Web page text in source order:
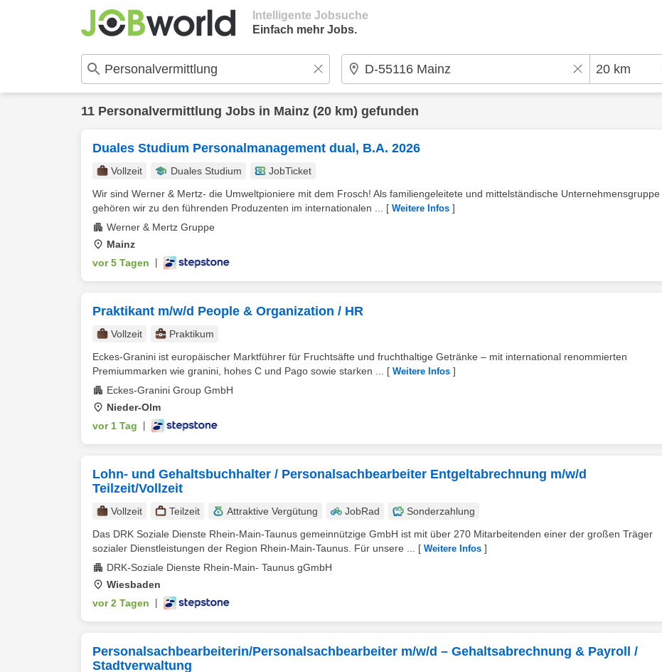
Intelligente Jobsuche
Einfach mehr Jobs.
11 Personalvermittlung Jobs in Mainz (20 km) gefunden
Duales Studium Personalmanagement dual, B.A. 2026
Vollzeit Duales Studium
JobTicket
Wir sind Werner & Mertz- die Umweltpioniere mit dem Frosch! Als familiengeleitete und mittelständische Unternehmensgruppe
gehören wir zu den führenden Produzenten im internationalen ...
[ Weitere Infos ]
Werner & Mertz Gruppe
Mainz
vor 5 Tagen
Praktikant m/w/d People & Organization / HR
Vollzeit
Praktikum
Eckes-Granini ist europäischer Marktführer für Fruchtsäfte und fruchthaltige Getränke – mit international renommierten
Premiummarken wie granini, hohes C und Pago sowie starken ...
[ Weitere Infos ]
Eckes-Granini Group GmbH
Nieder-Olm
vor 1 Tag
Lohn- und Gehaltsbuchhalter / Personalsachbearbeiter Entgeltabrechnung m/w/d
Teilzeit/Vollzeit
Vollzeit Teilzeit Attraktive Vergütung JobRad
Sonderzahlung
Das DRK Soziale Dienste Rhein-Main-Taunus gemeinnützige GmbH ist mit über 270 Mitarbeitenden einer der großen Träger
sozialer Dienstleistungen der Region Rhein-Main-Taunus. Für unsere ...
[ Weitere Infos ]
DRK-Soziale Dienste Rhein-Main- Taunus gGmbH
Wiesbaden
vor 2 Tagen
Personalsachbearbeiterin/Personalsachbearbeiter m/w/d – Gehaltsabrechnung & Payroll /
Stadtverwaltung